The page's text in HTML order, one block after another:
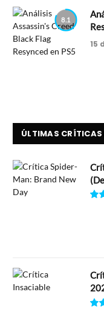
8.1
15
ÚLTIMAS CRÍTICAS